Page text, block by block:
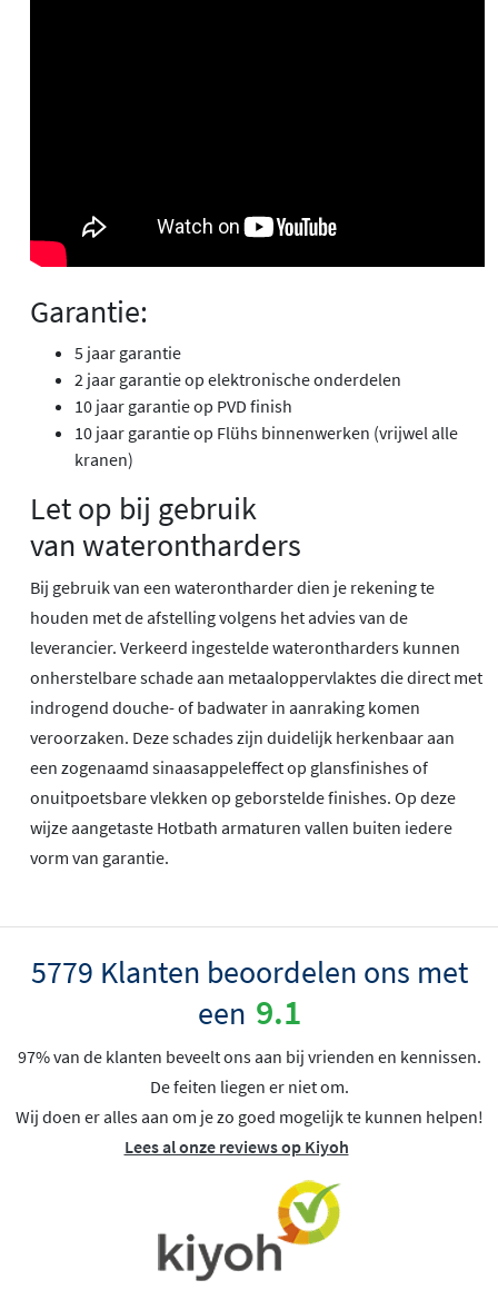
Garantie:
5 jaar garantie
2 jaar garantie op elektronische onderdelen
10 jaar garantie op PVD finish
10 jaar garantie op Flühs binnenwerken (vrijwel alle
kranen)
Let op bij gebruik
van waterontharders
Bij gebruik van een waterontharder dien je rekening te
houden met de afstelling volgens het advies van de
leverancier. Verkeerd ingestelde waterontharders kunnen
onherstelbare schade aan metaaloppervlaktes die direct met
indrogend douche- of badwater in aanraking komen
veroorzaken. Deze schades zijn duidelijk herkenbaar aan
een zogenaamd sinaasappeleffect op glansfinishes of
onuitpoetsbare vlekken op geborstelde finishes. Op deze
wijze aangetaste Hotbath armaturen vallen buiten iedere
vorm van garantie.
5779 Klanten beoordelen ons met
een 9.1
97% van de klanten beveelt ons aan bij vrienden en kennissen.
De feiten liegen er niet om.
Wij doen er alles aan om je zo goed mogelijk te kunnen helpen!
Lees al onze reviews op Kiyoh